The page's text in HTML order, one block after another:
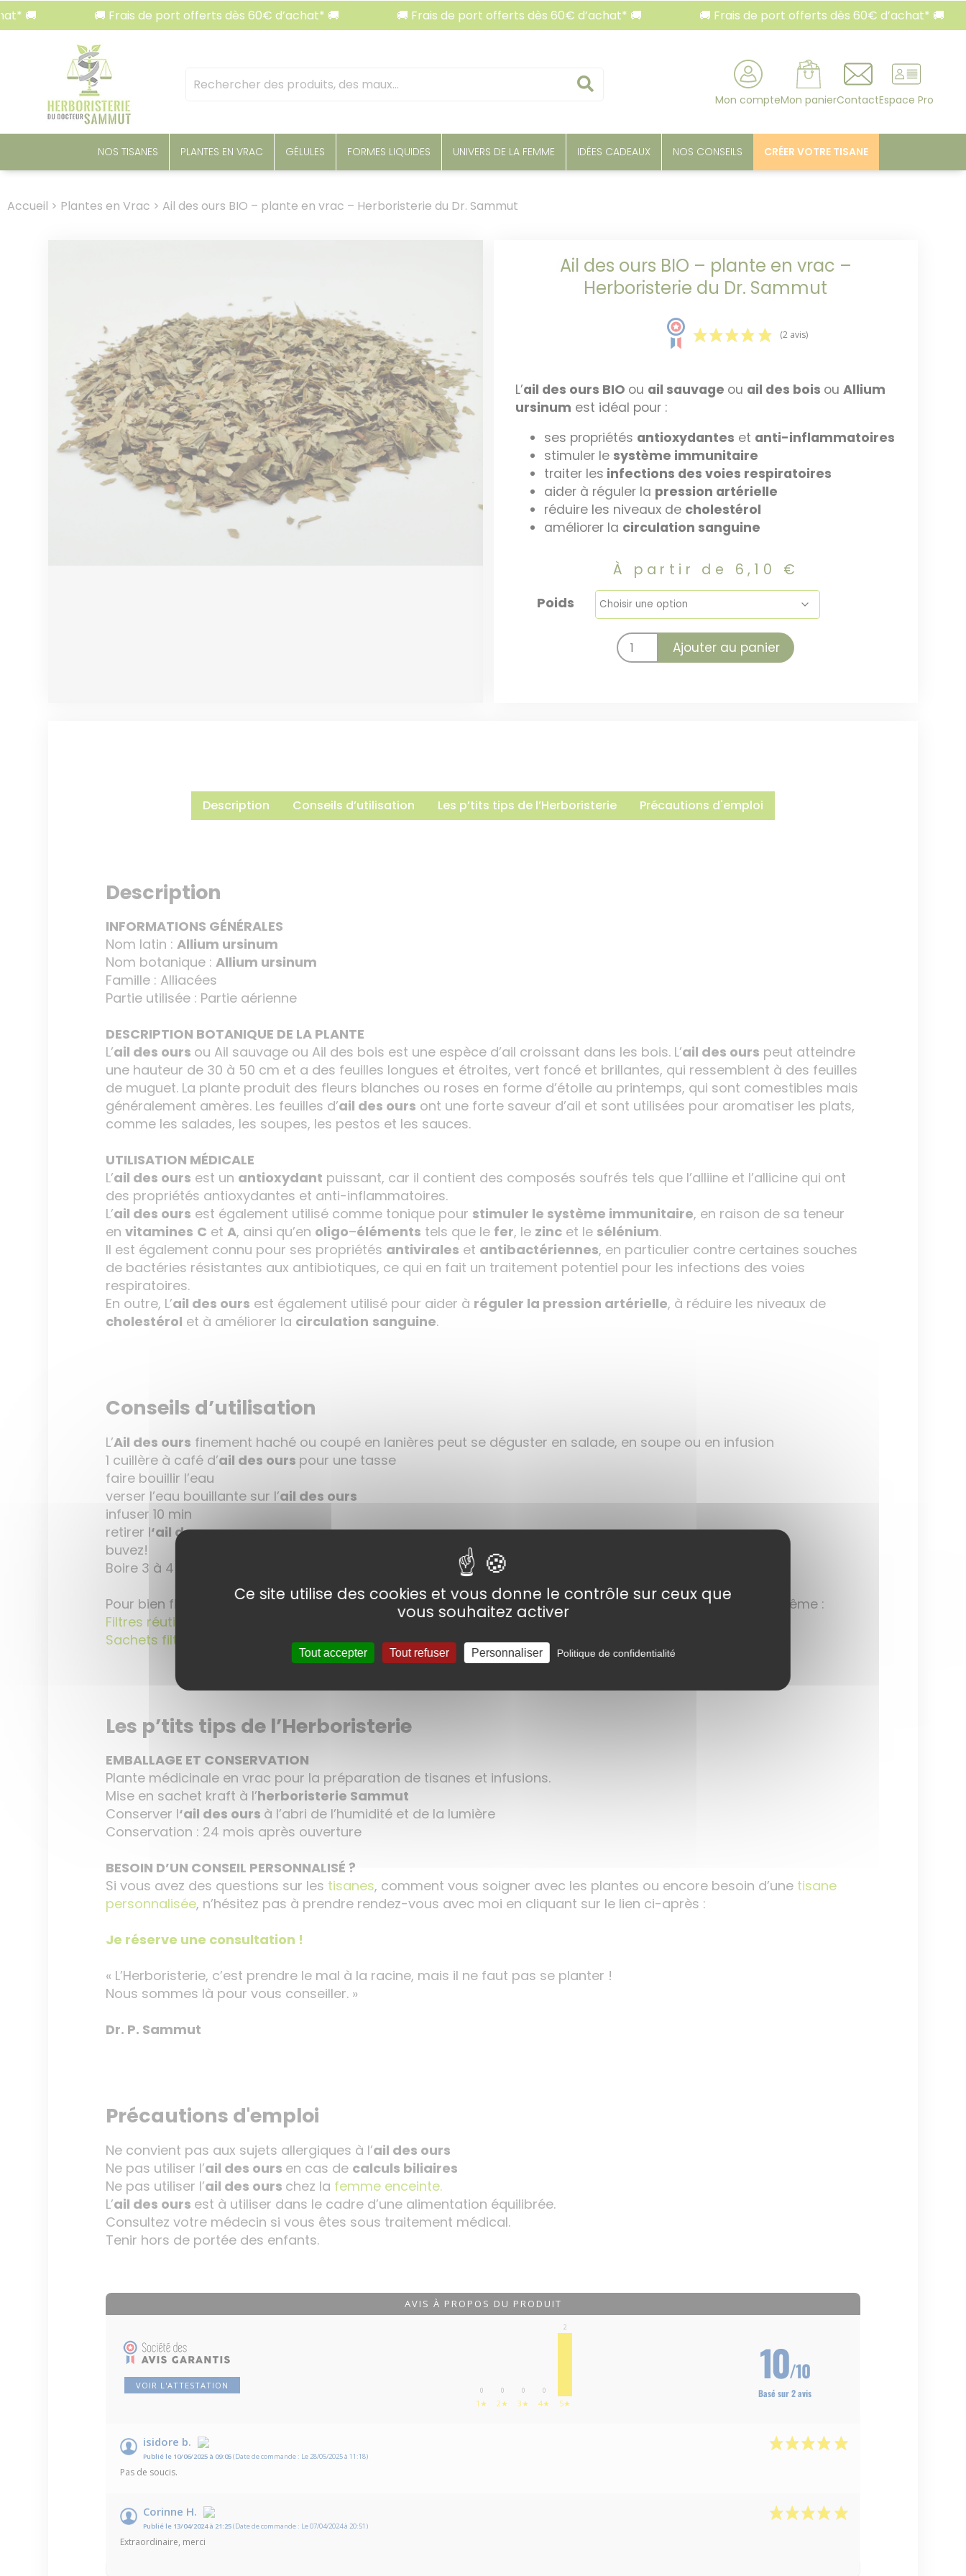
🚚 Frais de port offerts dès 60€ d’achat* 🚚 🚚 Frais de port offerts dès 60€ d’achat* 🚚 🚚 Frais de port offerts dès 60€ d’achat* 🚚
Mots
clés
Mon compteMon panierContactEspace Pro
NOS TISANES PLANTES EN VRAC GÉLULES FORMES LIQUIDES UNIVERS DE LA FEMME IDÉES CADEAUX NOS CONSEILS CRÉER VOTRE TISANE
Accueil > Plantes en Vrac > Ail des ours BIO – plante en vrac – Herboristerie du Dr. Sammut
Ail des ours BIO – plante en vrac –
Herboristerie du Dr. Sammut
(2 avis)
L’ail des ours BIO ou ail sauvage ou ail des bois ou Allium
ursinum est idéal pour :
ses propriétés antioxydantes et anti-inflammatoires
stimuler le système immunitaire
traiter les infections des voies respiratoires
aider à réguler la pression artérielle
réduire les niveaux de cholestérol
améliorer la circulation sanguine
À partir de 6,10 €
Poids
Ajouter au panier
Description Conseils d’utilisation Les p’tits tips de l’Herboristerie Précautions d'emploi
Description
INFORMATIONS GÉNÉRALES
Nom latin :Allium ursinum
Nom botanique :Allium ursinum
Famille : Alliacées
Partie utilisée : Partie aérienne
DESCRIPTION BOTANIQUE DE LA PLANTE
L’ail des ours ou Ail sauvage ou Ail des bois est une espèce d’ail croissant dans les bois. L’ail des ours peut atteindre
une hauteur de 30 à 50 cm et a des feuilles longues et étroites, vert foncé et brillantes, qui ressemblent à des feuilles
de muguet. La plante produit des fleurs blanches ou roses en forme d’étoile au printemps, qui sont comestibles mais
généralement amères. Les feuilles d’ail des ours ont une forte saveur d’ail et sont utilisées pour aromatiser les plats,
comme les salades, les soupes, les pestos et les sauces.
UTILISATION MÉDICALE
L’ail des ours est un antioxydant puissant, car il contient des composés soufrés tels que l’alliine et l’allicine qui ont
des propriétés antioxydantes et anti-inflammatoires.
L’ail des ours est également utilisé comme tonique pour stimuler le système immunitaire, en raison de sa teneur
envitamines C etA, ainsi qu’en oligo–éléments tels que le fer, le zinc et le sélénium.
Il est également connu pour ses propriétés antivirales et antibactériennes, en particulier contre certaines souches
de bactéries résistantes aux antibiotiques, ce qui en fait un traitement potentiel pour les infections des voies
respiratoires.
En outre, L’ail des ours est également utilisé pour aider à réguler la pression artérielle, à réduire les niveaux de
cholestérol et à améliorer la circulation sanguine.
Conseils d’utilisation
L’Ail des ours finement haché ou coupé en lanières peut se déguster en salade, en soupe ou en infusion
1 cuillère à café d’ail des ours pour une tasse
faire bouillir l’eau
verser l’eau bouillante sur l’ail des ours
infuser 10 min
retirer l‘ail des ours
buvez!
Boire 3 à 4 tasses d’infusion d’
Pour bien filtrer vos plantes médicinales nous avons des filtres pratiques que vous pouvez remplir vous-même :
Filtres réutilisables en silicone
Sachets filtres fins en tissu
Les p’tits tips de l’Herboristerie
EMBALLAGE ET CONSERVATION
Plante médicinale en vrac pour la préparation de tisanes et infusions.
Mise en sachet kraft à l’herboristerie Sammut
Conserver l‘ail des ours à l’abri de l’humidité et de la lumière
Conservation : 24 mois après ouverture
BESOIN D’UN CONSEIL PERSONNALISÉ ?
Si vous avez des questions sur les tisanes, comment vous soigner avec les plantes ou encore besoin d’une tisane
personnalisée, n’hésitez pas à prendre rendez-vous avec moi en cliquant sur le lien ci-après :
Je réserve une consultation !
« L’Herboristerie, c’est prendre le mal à la racine, mais il ne faut pas se planter !
Nous sommes là pour vous conseiller. »
Dr. P. Sammut
Précautions d'emploi
Ne convient pas aux sujets allergiques à l’ail des ours
Ne pas utiliser l’ail des ours en cas de calculs biliaires
Ne pas utiliser l’ail des ours chez la femme enceinte.
L’ail des ours est à utiliser dans le cadre d’une alimentation équilibrée.
Consultez votre médecin si vous êtes sous traitement médical.
Tenir hors de portée des enfants.
AVIS À PROPOS DU PRODUIT
VOIR L'ATTESTATION 0
1★
0
2★
0
3★
0
4★
2
5★
10/10
Basé sur 2 avis
isidore b.
Publié le 10/06/2025 à 09:05(Date de commande : Le 28/05/2025 à 11:18)
Pas de soucis.
Corinne H.
Publié le 13/04/2024 à 21:25(Date de commande : Le 07/04/2024 à 20:51)
Extraordinaire, merci
Panneau de gestion des cookies
Ce site utilise des cookies et vous donne le contrôle sur ceux que
vous souhaitez activer
Tout accepter Tout refuser Personnaliser Politique de confidentialité